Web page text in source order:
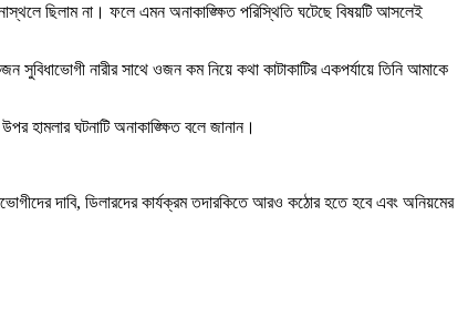
ছিলাম না। ফলে এমন অনাকাঙ্ক্ষিত পরিস্থিতি ঘটেছে বিষয়টি আসলেই
নারীর সাথে ওজন কম নিয়ে কথা কাটাকাটির একপর্যায়ে তিনি আমাকে
হামলার ঘটনাটি অনাকাঙ্ক্ষিত বলে জানান।
দাবি, ডিলারদের কার্যক্রম তদারকিতে আরও কঠোর হতে হবে এবং অনিয়মের